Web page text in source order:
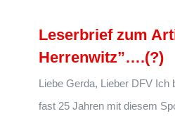
Leserbrief zum
Herrenwitz”….(?)
Liebe Gerda, Lieber DFV Ich
fast 25 Jahren mit diesem